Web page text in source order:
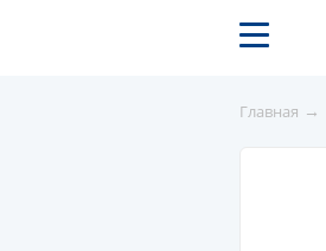
Главная →